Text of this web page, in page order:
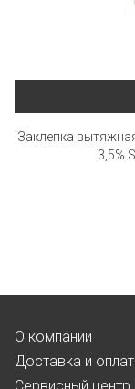
Заклепка
3,5%
О компании
Доставка и